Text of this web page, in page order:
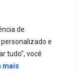
de
e
tudo", você
mais